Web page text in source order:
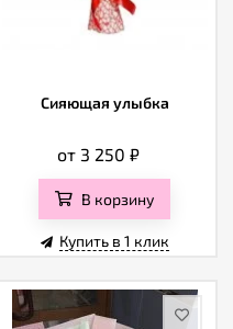
Сияющая улыбка
от 3 250 ₽
В корзину
Купить в 1 клик